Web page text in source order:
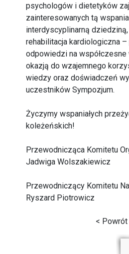
psychologów i dietetyków
zainteresowanych tą
interdyscyplinarną
rehabilitacja kardiologiczna
odpowiedzi na
okazją do wzajemnego
wiedzy oraz doświadczeń
uczestników Sympozjum.
Życzymy wspaniałych
koleżeńskich!
Przewodnicząca Komitetu
Jadwiga Wolszakiewicz
Przewodniczący Komitetu
Ryszard Piotrowicz
< Powrót